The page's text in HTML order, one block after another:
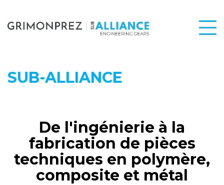
SUB-ALLIANCE
De l'ingénierie à la
fabrication de pièces
techniques en polymère,
composite et métal